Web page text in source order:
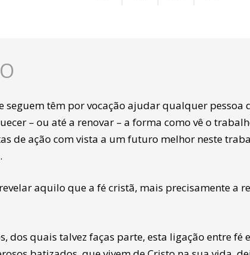
seguem têm por vocação ajudar qualquer pessoa
– ou até a renovar – a forma como vê o
de ação com vista a um futuro melhor neste
aquilo que a fé cristã, mais precisamente a
dos quais talvez faças parte, esta ligação entre